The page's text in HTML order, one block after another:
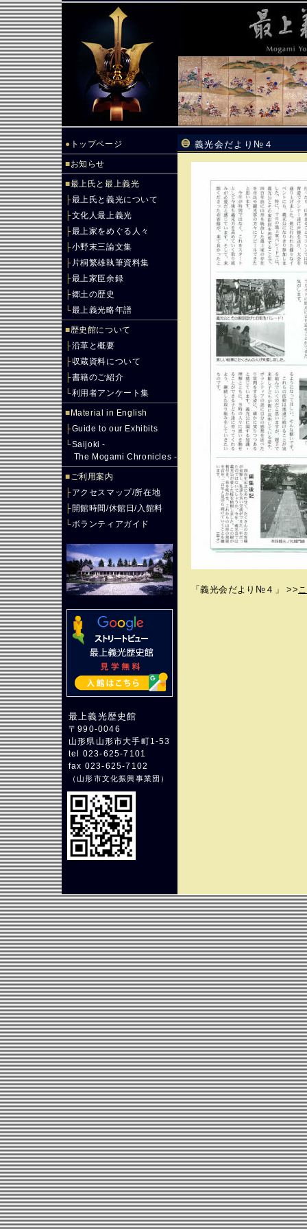
● トップページ
■お知らせ
■最上氏と最上義光
├最上氏と義光について
├文化人最上義光
├最上家をめぐる人々
├小野末三論文集
├ 片桐繁雄執筆資料集
├最上家臣余録
├郷土の歴史
└最上義光略年譜
■歴史館について
├沿革と概要
├収蔵資料について
├書籍のご紹介
└利用者アンケート集
■ Material in English
├Guide to our Exhibits
└Saijoki -
The Mogami Chronicles -
■ご利用案内
├アクセスマップ/所在地
├開館時間/休館日/入館料
└ボランティアガイド
最上義光歴史館
〒990-0046
山形県山形市大手町1-53
tel 023-625-7101
fax 023-625-7102
（山形市文化振興事業団 ）
義光会だより№４
「義光会だより№４」 >>